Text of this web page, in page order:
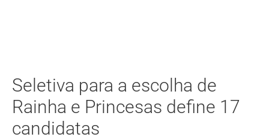
Seletiva para a escolha de
Rainha e Princesas define 17
candidatas